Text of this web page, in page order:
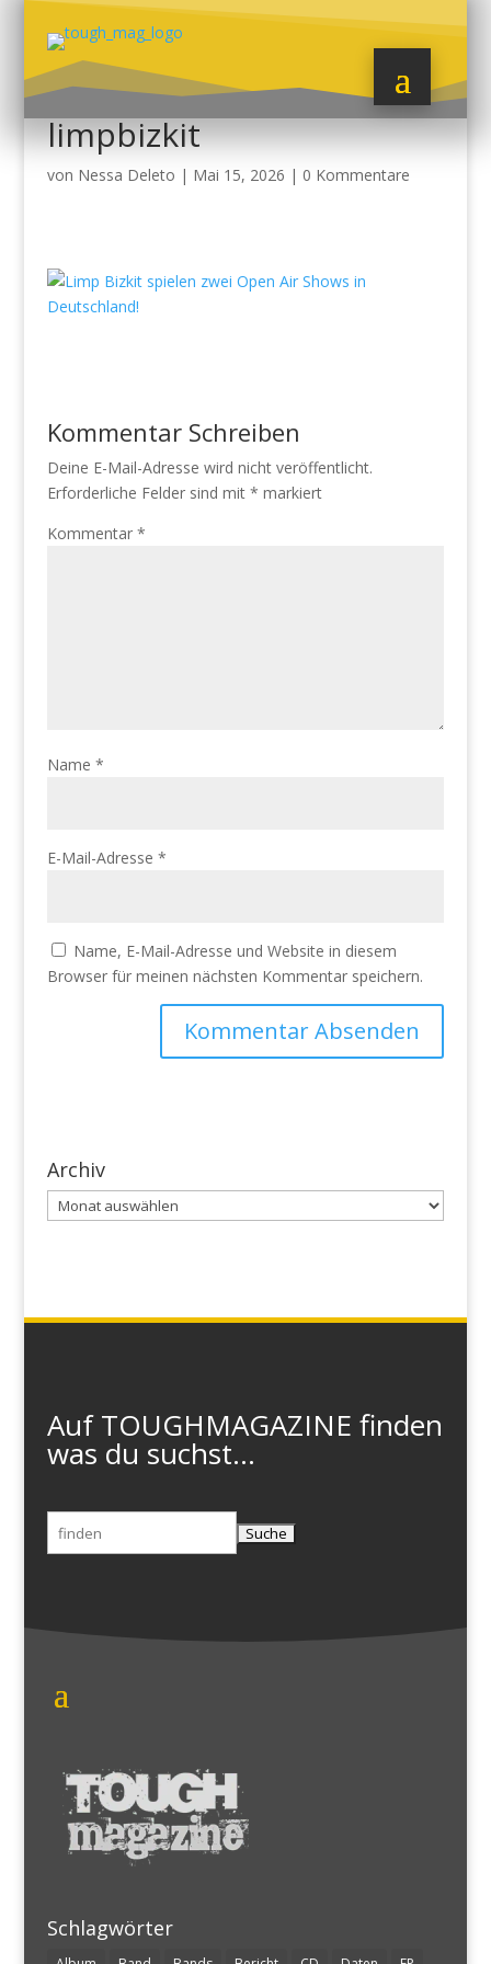
limpbizkit
von Nessa Deleto | Mai 15, 2026 | 0 Kommentare
Kommentar Schreiben
Deine E-Mail-Adresse wird nicht veröffentlicht.
Erforderliche Felder sind mit * markiert
Kommentar *
Name *
E-Mail-Adresse *
Name, E-Mail-Adresse und Website in diesem
Browser für meinen nächsten Kommentar speichern.
Archiv
Archiv
Auf TOUGHMAGAZINE finden
was du suchst...
Suchen
nach:
Schlagwörter